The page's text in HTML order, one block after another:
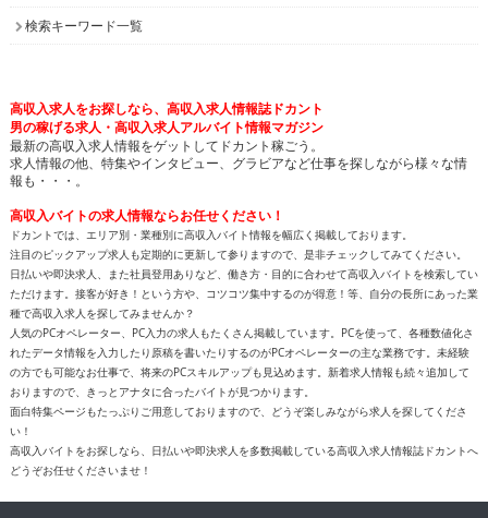
検索キーワード一覧
高収入求人をお探しなら、高収入求人情報誌ドカント
男の稼げる求人・高収入求人アルバイト情報マガジン
最新の高収入求人情報をゲットしてドカント稼ごう。
求人情報の他、特集やインタビュー、グラビアなど仕事を探しながら様々な情
報も・・・。
高収入バイトの求人情報ならお任せください！
ドカントでは、エリア別・業種別に高収入バイト情報を幅広く掲載しております。
注目のピックアップ求人も定期的に更新して参りますので、是非チェックしてみてください。
日払いや即決求人、また社員登用ありなど、働き方・目的に合わせて高収入バイトを検索してい
ただけます。接客が好き！という方や、コツコツ集中するのが得意！等、自分の長所にあった業
種で高収入求人を探してみませんか？
人気のPCオペレーター、PC入力の求人もたくさん掲載しています。PCを使って、各種数値化さ
れたデータ情報を入力したり原稿を書いたりするのがPCオペレーターの主な業務です。未経験
の方でも可能なお仕事で、将来のPCスキルアップも見込めます。新着求人情報も続々追加して
おりますので、きっとアナタに合ったバイトが見つかります。
面白特集ページもたっぷりご用意しておりますので、どうぞ楽しみながら求人を探してくださ
い！
高収入バイトをお探しなら、日払いや即決求人を多数掲載している高収入求人情報誌ドカントへ
どうぞお任せくださいませ！